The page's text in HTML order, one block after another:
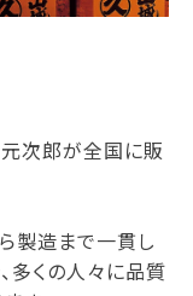
次郎が全国に販
製造まで一貫し
多くの人々に品質